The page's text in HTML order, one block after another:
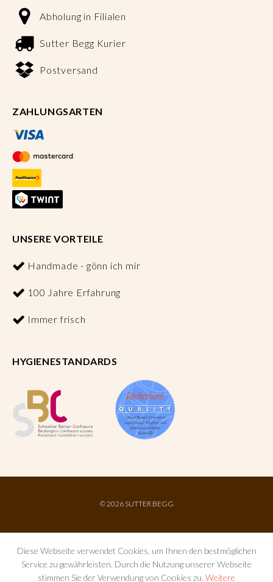
Abholung in Filialen
Sutter Begg Kurier
Postversand
ZAHLUNGSARTEN
UNSERE VORTEILE
Handmade - gönn ich mir
100 Jahre Erfahrung
Immer frisch
HYGIENESTANDARDS
©2026 SUTTER BEGG
Diese Webseite verwendet Cookies, um Ihnen den bestmöglichen
Service zu gewährleisten. Durch die Nutzung unserer Webseite
stimmen Sie der Verwendung von Cookies zu. Weitere